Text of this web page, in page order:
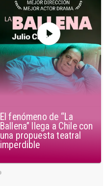
El fenómeno de “La
Ballena” llega a Chile con
una propuesta teatral
imperdible